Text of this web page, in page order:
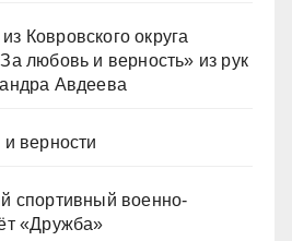
Ковровского округа
любовь и верность» из рук
Авдеева
верности
спортивный военно-
«Дружба»